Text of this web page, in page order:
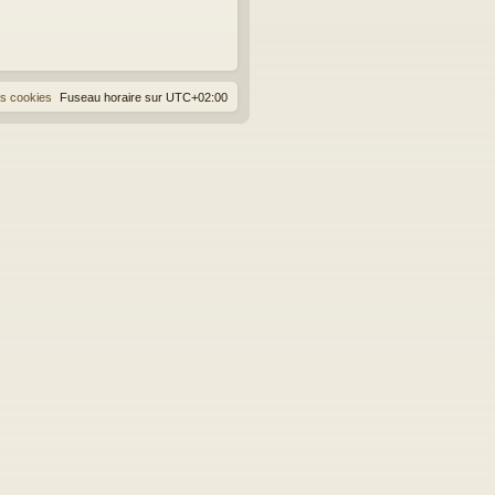
Fuseau horaire sur UTC+02:00
cookies